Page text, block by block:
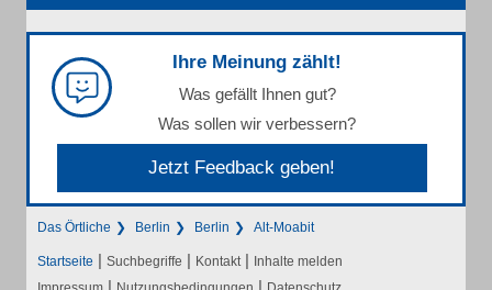
Ihre Meinung zählt!
Was gefällt Ihnen gut?
Was sollen wir verbessern?
Jetzt Feedback geben!
Das Örtliche Berlin Berlin Alt-Moabit
Startseite | Suchbegriffe | Kontakt | Inhalte melden